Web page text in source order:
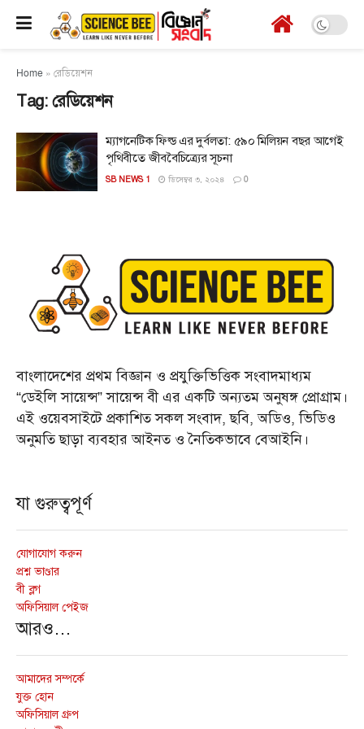
Home » রেডিয়েশন
Tag: রেডিয়েশন
ম্যাগনেটিক ফিল্ড এর দুর্বলতা: ৫৯০ মিলিয়ন বছর আগেই
পৃথিবীতে জীববৈচিত্র্যের সূচনা
SB NEWS 1 ডিসেম্বর ৩, ২০২৪ 0
বাংলাদেশের প্রথম বিজ্ঞান ও প্রযুক্তিভিত্তিক সংবাদমাধ্যম
“ডেইলি সায়েন্স” সায়েন্স বী এর একটি অন্যতম অনুষঙ্গ প্রোগ্রাম।
এই ওয়েবসাইটে প্রকাশিত সকল সংবাদ, ছবি, অডিও, ভিডিও
অনুমতি ছাড়া ব্যবহার আইনত ও নৈতিকভাবে বেআইনি।
যা গুরুত্বপূর্ণ
যোগাযোগ করুন
প্রশ্ন ভাণ্ডার
বী ব্লগ
অফিসিয়াল পেইজ
আরও…
আমাদের সম্পর্কে
যুক্ত হোন
অফিসিয়াল গ্রুপ